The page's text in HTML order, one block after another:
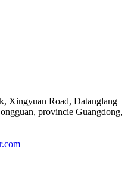
Xingyuan Road, Datanglang
provincie Guangdong,